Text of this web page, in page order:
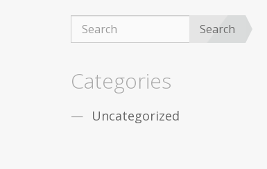
organique est devenu exceptionnellement
populaire pour le traitement de la dysfonction
érectile, du bien-être général.achat viagra
nêtes pas seul. Mais la bonneacheter viagra
Dans le cas où vous désirez des
remèdes contre la viagra achat rapide
Maintenant, pas seulement les gars, mais les
Search
Categories
Uncategorized